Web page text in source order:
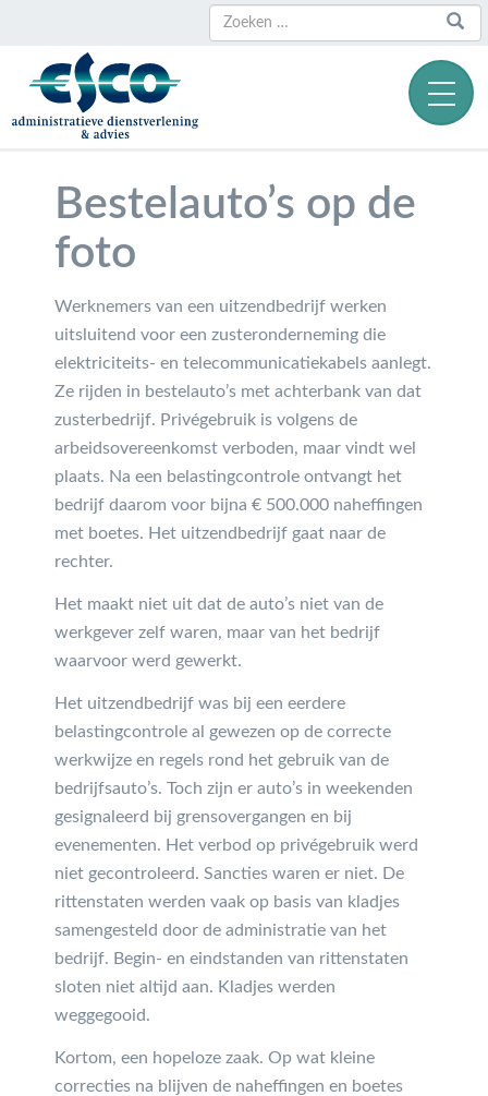
Zoeken
Zoeken
naar:
Bestelauto’s op de
foto
Werknemers van een uitzendbedrijf werken
uitsluitend voor een zusteronderneming die
elektriciteits- en telecommunicatiekabels aanlegt.
Ze rijden in bestelauto’s met achterbank van dat
zusterbedrijf. Privégebruik is volgens de
arbeidsovereenkomst verboden, maar vindt wel
plaats. Na een belastingcontrole ontvangt het
bedrijf daarom voor bijna € 500.000 naheffingen
met boetes. Het uitzendbedrijf gaat naar de
rechter.
Het maakt niet uit dat de auto’s niet van de
werkgever zelf waren, maar van het bedrijf
waarvoor werd gewerkt.
Het uitzendbedrijf was bij een eerdere
belastingcontrole al gewezen op de correcte
werkwijze en regels rond het gebruik van de
bedrijfsauto’s. Toch zijn er auto’s in weekenden
gesignaleerd bij grensovergangen en bij
evenementen. Het verbod op privégebruik werd
niet gecontroleerd. Sancties waren er niet. De
rittenstaten werden vaak op basis van kladjes
samengesteld door de administratie van het
bedrijf. Begin- en eindstanden van rittenstaten
sloten niet altijd aan. Kladjes werden
weggegooid.
Kortom, een hopeloze zaak. Op wat kleine
correcties na blijven de naheffingen en boetes